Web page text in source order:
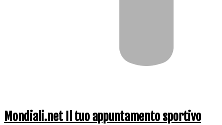
Mondiali.net Il tuo appuntamento sportivo